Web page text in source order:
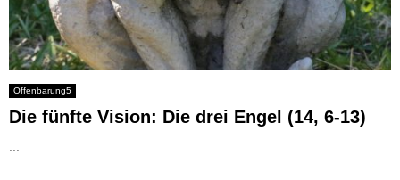
Offenbarung5
Die fünfte Vision: Die drei Engel (14, 6-13)